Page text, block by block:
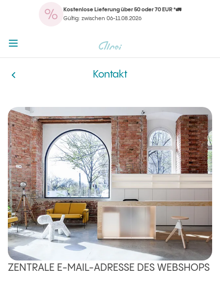
Kostenlose Lieferung über 50 oder 70 EUR *🚛
Gültig: zwischen 06-11.08.2026
Ilcsi Startseite
Menü öffnen
Ilcsi Startseite
Menü öffnen
Kontakt
ZENTRALE E-MAIL-ADRESSE DES WEBSHOPS